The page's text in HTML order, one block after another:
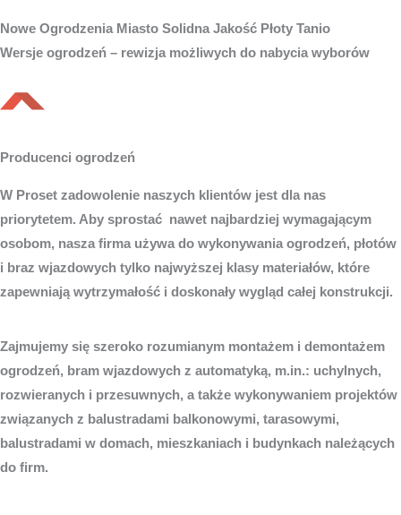
Nowe Ogrodzenia Miasto Solidna Jakość Płoty Tanio
Wersje ogrodzeń – rewizja możliwych do nabycia wyborów
Producenci ogrodzeń
W Proset zadowolenie naszych klientów jest dla nas
priorytetem. Aby sprostać nawet najbardziej wymagającym
osobom, nasza firma używa do wykonywania ogrodzeń, płotów
i braz wjazdowych tylko najwyższej klasy materiałów, które
zapewniają wytrzymałość i doskonały wygląd całej konstrukcji.
Zajmujemy się szeroko rozumianym montażem i demontażem
ogrodzeń, bram wjazdowych z automatyką, m.in.: uchylnych,
rozwieranych i przesuwnych, a także wykonywaniem projektów
związanych z balustradami balkonowymi, tarasowymi,
balustradami w domach, mieszkaniach i budynkach należących
do firm.